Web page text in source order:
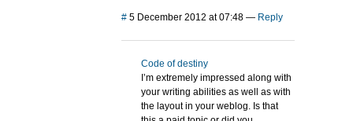
# 5 December 2012 at 07:48 — Reply
Code of destiny
I’m extremely impressed along with
your writing abilities as well as with
the layout in your weblog. Is that